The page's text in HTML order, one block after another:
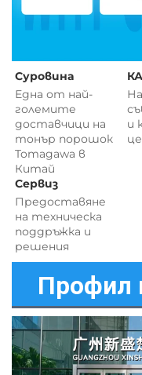
Суровина
Една от най-
големите
доставчици на
тонър порошок
Tomagawa в
Китай
и
Сервиз
Предоставяне
на техническа
поддръжка и
решения
Профил